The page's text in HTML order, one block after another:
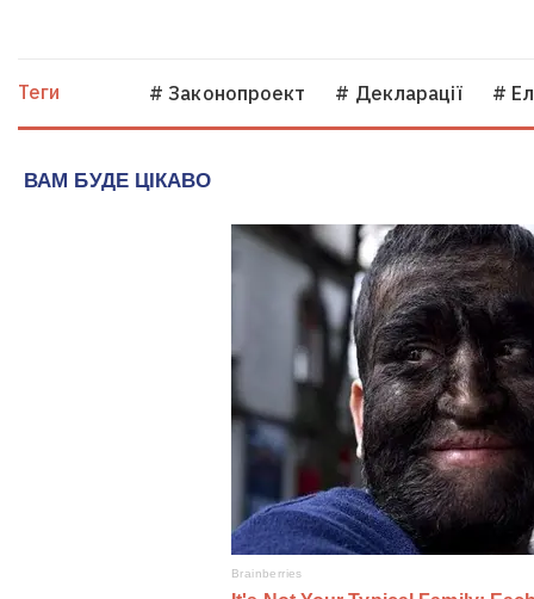
Теги # Законопроект # Декларації #